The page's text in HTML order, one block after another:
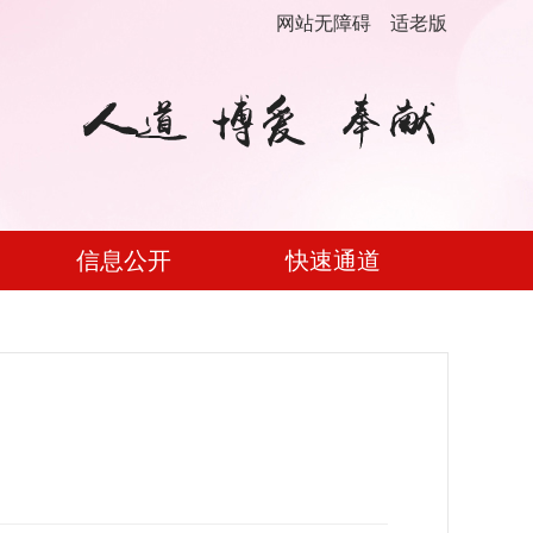
网站无障碍 适老版
信息公开 快速通道